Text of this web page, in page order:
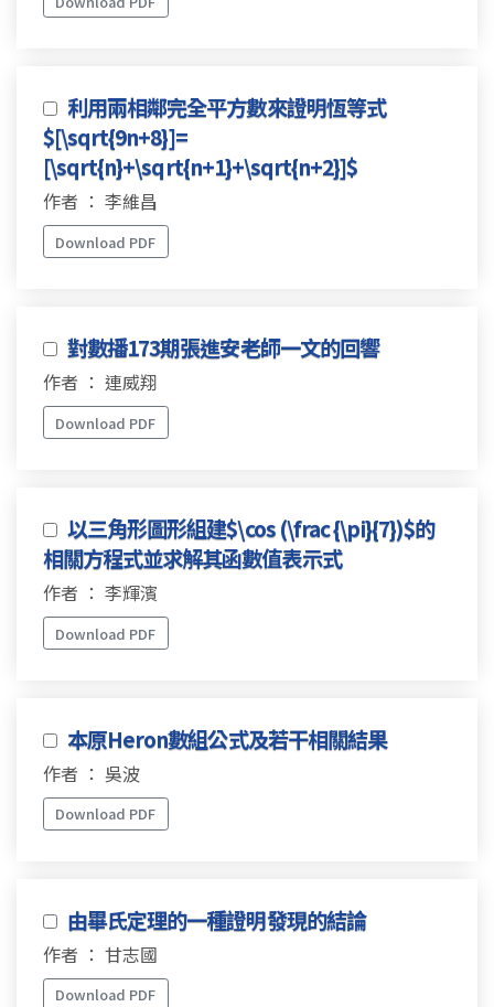
利用兩相鄰完全平方數來證明恆等式
$[\sqrt{9n+8}]=
[\sqrt{n}+\sqrt{n+1}+\sqrt{n+2}]$
作者 ： 李維昌
Download PDF
對數播173期張進安老師一文的回響
作者 ： 連威翔
Download PDF
以三角形圖形組建$\cos (\frac {\pi}{7})$的
相關方程式並求解其函數值表示式
作者 ： 李輝濱
Download PDF
本原Heron數組公式及若干相關結果
作者 ： 吳波
Download PDF
由畢氏定理的一種證明發現的結論
作者 ： 甘志國
Download PDF